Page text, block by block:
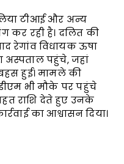
टीआई और अन्य
कर रही है। दलित की
रेगांव विधायक ऊषा
अस्पताल पहुंचे, जहां
हुई। मामले की
भी मौके पर पहुंचे
राशि देते हुए उनके
का आश्वासन दिया।